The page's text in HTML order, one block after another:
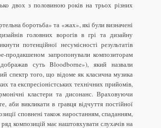
двох з половиною років на трьох різних
боротьба» та «жах», які були визначені
головних ворогів в грі та дизайну
потенційної несумісності результатів
продакшеном запропонували композиторам
суть Bloodborne»), який назвали
спектр того, що відоме як класична музика
та експресіоністських технічних прийомів,
кластери та дисонанс. Враховуючи
аби викликати в гравця відчуття постійної
сповнені також наростанням, спаданням,
композицій має наштовхувати слухачів на